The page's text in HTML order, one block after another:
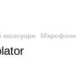
аксесуари